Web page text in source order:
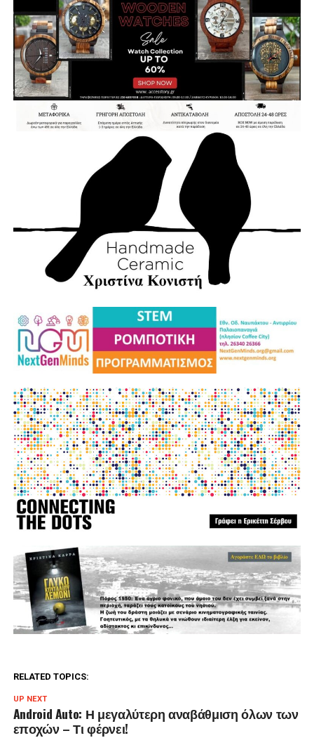
RELATED TOPICS:
UP NEXT
Android Auto: Η μεγαλύτερη αναβάθμιση όλων των
εποχών – Τι φέρνει!